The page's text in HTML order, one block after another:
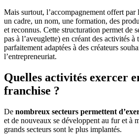
Mais surtout, l’accompagnement offert
un cadre, un nom, une formation, des
et reconnus. Cette structuration permet de
pas à l’aveuglette) en créant des activités à
parfaitement adaptées à des créateurs
l’entrepreneuriat.
Quelles activités exercer
franchise ?
De nombreux secteurs permettent
et de nouveaux se développent au fur et à
grands secteurs sont le plus implantés.